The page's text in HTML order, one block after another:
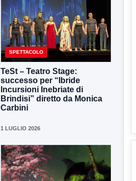
SPETTACOLO
TeSt – Teatro Stage:
successo per “Ibride
Incursioni Inebriate di
Brindisi” diretto da Monica
Carbini
1 LUGLIO 2026